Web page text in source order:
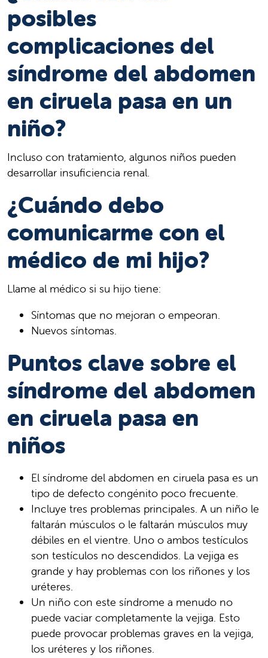
posibles
complicaciones del
síndrome del abdomen
en ciruela pasa en un
niño?
Incluso con tratamiento, algunos niños pueden
desarrollar insuficiencia renal.
¿Cuándo debo
comunicarme con el
médico de mi hijo?
Llame al médico si su hijo tiene:
Síntomas que no mejoran o empeoran.
Nuevos síntomas.
Puntos clave sobre el
síndrome del abdomen
en ciruela pasa en
niños
El síndrome del abdomen en ciruela pasa es un
tipo de defecto congénito poco frecuente.
Incluye tres problemas principales. A un niño le
faltarán músculos o le faltarán músculos muy
débiles en el vientre. Uno o ambos testículos
son testículos no descendidos. La vejiga es
grande y hay problemas con los riñones y los
uréteres.
Un niño con este síndrome a menudo no
puede vaciar completamente la vejiga. Esto
puede provocar problemas graves en la vejiga,
los uréteres y los riñones.